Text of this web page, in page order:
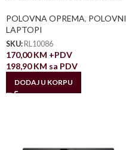
POLOVNA OPREMA, POLOVNI
LAPTOPI
SKU: RL10086
170,00KM +PDV
198,90KM sa PDV
DODAJ U KORPU